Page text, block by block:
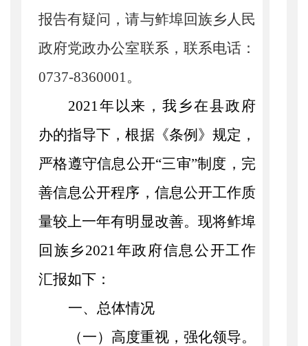
报告有疑问，请与鲊埠回族乡人民
政府党政办公室联系，联系电话：
0737-8360001。
2021年以来，我乡在县政府
办的指导下，根据《条例》规定，
严格遵守信息公开“三审”制度，完
善信息公开程序，信息公开工作质
量较上一年有明显改善。现将鲊埠
回族乡2021年政府信息公开工作
汇报如下：
一、总体情况
（一）高度重视，强化领导。